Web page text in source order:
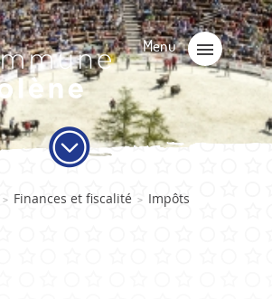
> Finances et fiscalité > Impôts